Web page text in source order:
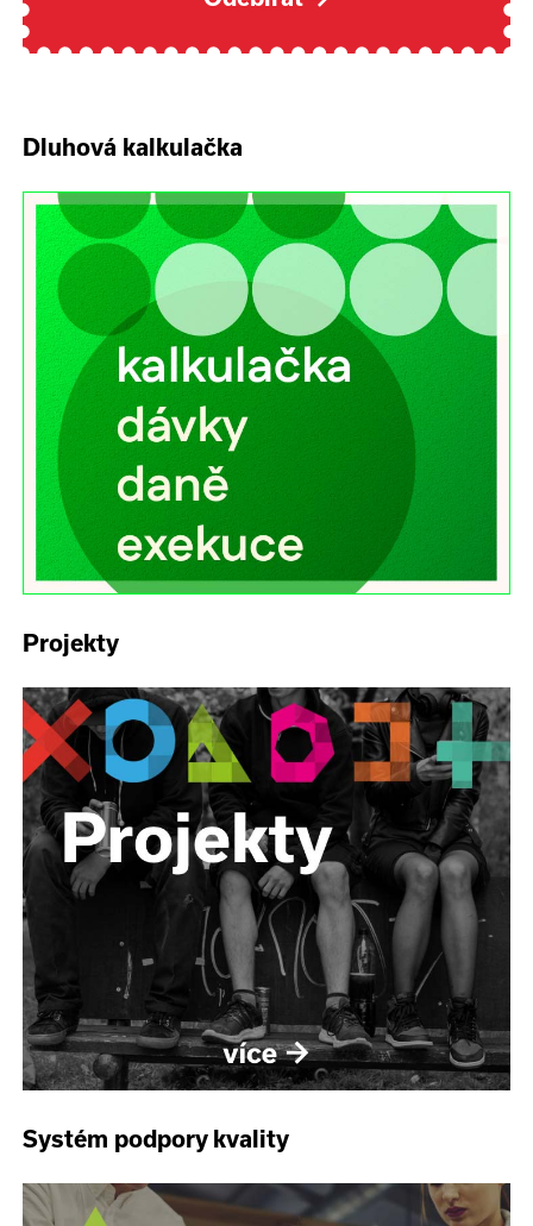
Dluhová kalkulačka
Projekty
Systém podpory kvality